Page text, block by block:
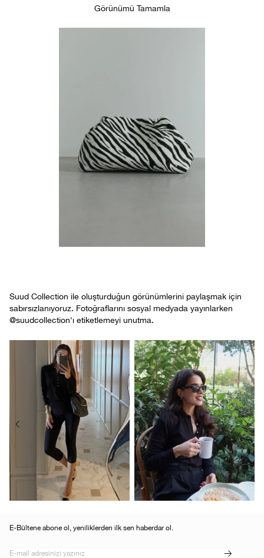
Görünümü Tamamla
Suud Collection ile oluşturduğun görünümlerini paylaşmak için
sabırsızlanıyoruz. Fotoğraflarını sosyal medyada yayınlarken
@suudcollection'ı etiketlemeyi unutma.
E-Bültene abone ol, yeniliklerden ilk sen haberdar ol.